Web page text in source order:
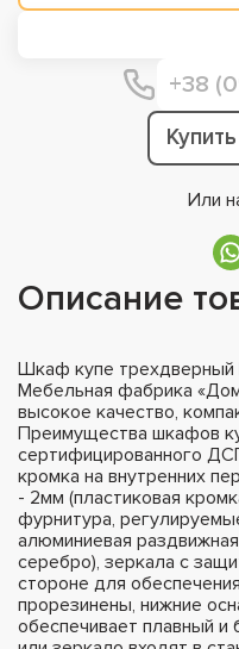
Или
Описание
Шкаф купе
Мебельная фабрика
высокое качество,
Преимущества шкафов
сертифицированного
кромка на внутренних
- 2мм (пластиковая
фурнитура,
алюминиевая
серебро), зеркала с
стороне для
прорезинены, нижние
обеспечивает плавный